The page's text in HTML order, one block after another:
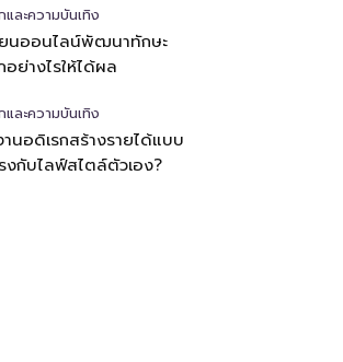
และความบันเทิง
นออนไลน์พัฒนาทักษะ
ย่างไรให้ได้ผล
และความบันเทิง
านอดิเรกสร้างรายได้แบบ
งกับไลฟ์สไตล์ตัวเอง?